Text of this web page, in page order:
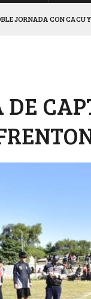
JORNADA CON CACU
ES SEMIFINALISTA
FRENTE A ARSENAL